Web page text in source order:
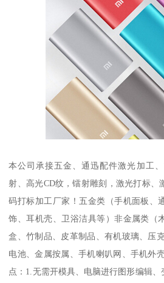
本公司承接五金、通迅配件激光加工
射、高光CD纹，镭射雕刻，激光打标、
码打标加工厂家！五金类（手机面板、
饰、耳机壳、卫浴洁具等）非金属类（
盒、竹制品、皮革制品、有机玻璃、压
电池、金属按属、手机喇叭网、手机外
点：1.无需开模具、电脑进行图形编辑、